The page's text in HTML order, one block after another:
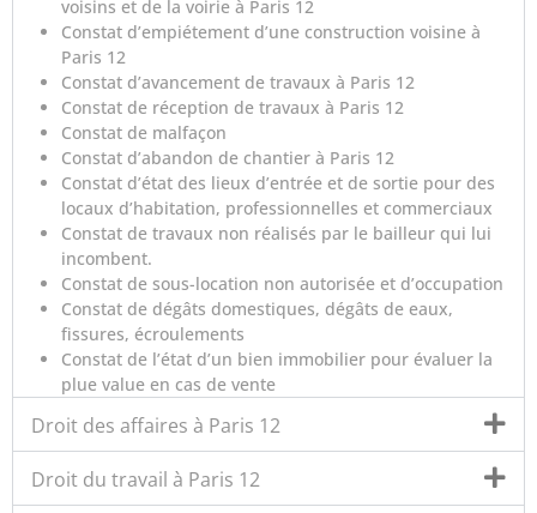
voisins et de la voirie à Paris 12
Constat d’empiétement d’une construction voisine à
Paris 12
Constat d’avancement de travaux à Paris 12
Constat de réception de travaux à Paris 12
Constat de malfaçon
Constat d’abandon de chantier à Paris 12
Constat d’état des lieux d’entrée et de sortie pour des
locaux d’habitation, professionnelles et commerciaux
Constat de travaux non réalisés par le bailleur qui lui
incombent.
Constat de sous-location non autorisée et d’occupation
Constat de dégâts domestiques, dégâts de eaux,
fissures, écroulements
Constat de l’état d’un bien immobilier pour évaluer la
plue value en cas de vente
Droit des affaires à Paris 12
Droit du travail à Paris 12